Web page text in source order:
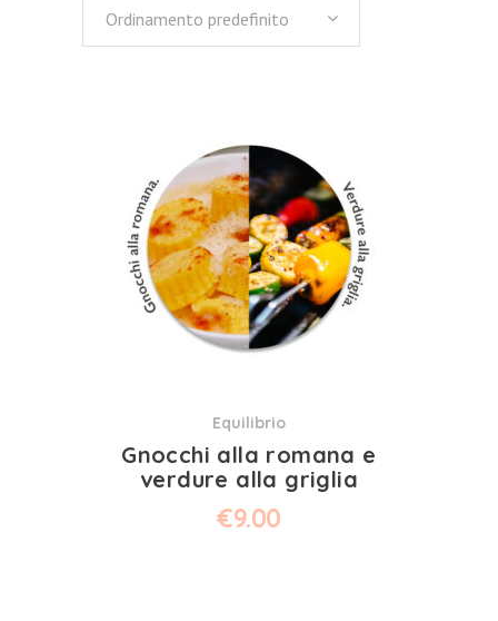
Ordinamento predefinito
Equilibrio
Gnocchi alla romana e
verdure alla griglia
€9.00